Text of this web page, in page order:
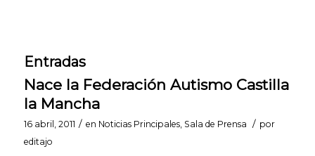
Entradas
Nace la Federación Autismo Castilla
la Mancha
16 abril, 2011 / en Noticias Principales, Sala de Prensa / por
editajo